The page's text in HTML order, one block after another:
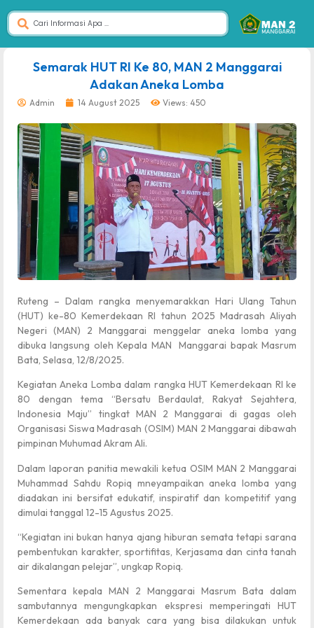
Semarak HUT RI Ke 80, MAN 2 Manggarai
Adakan Aneka Lomba
Admin 14 August 2025 Views: 450
Ruteng – Dalam rangka menyemarakkan Hari Ulang Tahun
(HUT) ke-80 Kemerdekaan RI tahun 2025 Madrasah Aliyah
Negeri (MAN) 2 Manggarai menggelar aneka lomba yang
dibuka langsung oleh Kepala MAN Manggarai bapak Masrum
Bata, Selasa, 12/8/2025.
Kegiatan Aneka Lomba dalam rangka HUT Kemerdekaan RI ke
80 dengan tema “Bersatu Berdaulat, Rakyat Sejahtera,
Indonesia Maju” tingkat MAN 2 Manggarai di gagas oleh
Organisasi Siswa Madrasah (OSIM) MAN 2 Manggarai dibawah
pimpinan Muhumad Akram Ali.
Dalam laporan panitia mewakili ketua OSIM MAN 2 Manggarai
Muhammad Sahdu Ropiq mneyampaikan aneka lomba yang
diadakan ini bersifat edukatif, inspiratif dan kompetitif yang
dimulai tanggal 12-15 Agustus 2025.
“Kegiatan ini bukan hanya ajang hiburan semata tetapi sarana
pembentukan karakter, sportifitas, Kerjasama dan cinta tanah
air dikalangan pelejar”, ungkap Ropiq.
Sementara kepala MAN 2 Manggarai Masrum Bata dalam
sambutannya mengungkapkan ekspresi memperingati HUT
Kemerdekaan ada banyak cara yang bisa dilakukan untuk